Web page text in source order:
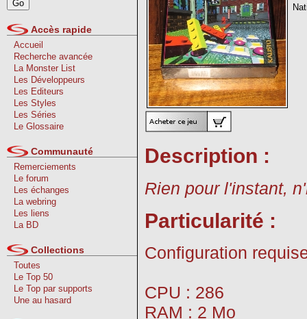
Accès rapide
Accueil
Recherche avancée
La Monster List
Les Développeurs
Les Editeurs
Les Styles
Les Séries
Le Glossaire
Communauté
Remerciements
Le forum
Les échanges
La webring
Les liens
La BD
Collections
Toutes
Le Top 50
Le Top par supports
Une au hasard
Description :
Rien pour l'instant,
Particularité :
Configuration
CPU : 286
RAM : 2 Mo